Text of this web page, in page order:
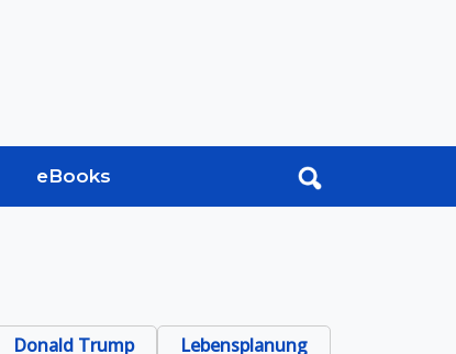
eBooks
Donald Trump Lebensplanung